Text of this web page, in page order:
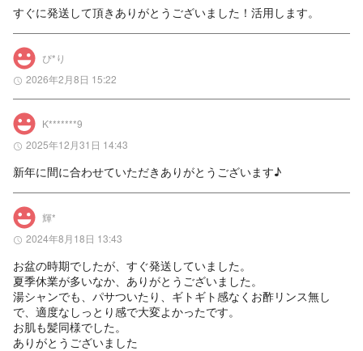
すぐに発送して頂きありがとうございました！活用します。
ぴ*り
2026年2月8日 15:22
K*******9
2025年12月31日 14:43
新年に間に合わせていただきありがとうございます♪
輝*
2024年8月18日 13:43
お盆の時期でしたが、すぐ発送していました。
夏季休業が多いなか、ありがとうございました。
湯シャンでも、パサついたり、ギトギト感なくお酢リンス無し
で、適度なしっとり感で大変よかったです。
お肌も髪同様でした。
ありがとうございました